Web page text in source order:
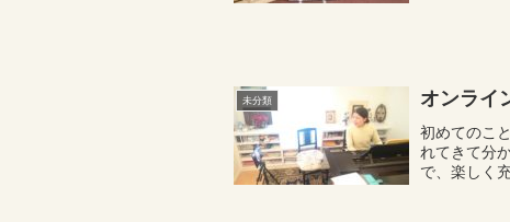
未分類 オンライ
初めてのこ
れてきて分
で、楽しく